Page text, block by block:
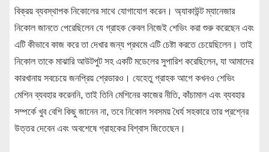
বিক্রয় ব্যবস্থাপক নিকোলের সাথে যোগাযোগ করেন। অ্যাকাউন্ট ম্যানেজার
নিকোল জানতে পেরেছিলেন যে গ্রাহক কেবল নিজেই শেভিং করা শুরু করেছেন এবং
এটি কীভাবে কাজ করে তা দেখার জন্য প্রথমে এটি চেষ্টা করতে চেয়েছিলেন। তাই
নিকোল তাকে মাঝারি আউটপুট সহ একটি মডেলের সুপারিশ করেছিলেন, যা আমাদের
কারখানায় সবচেয়ে জনপ্রিয় শ্রেডারও। যেহেতু গ্রাহক আগে কখনও শেভিং
মেশিন ব্যবহার করেননি, তাই তিনি মেশিনের কাজের নীতি, কাঁচামাল এবং ব্যবহার
সম্পর্কে খুব বেশি কিছু জানেন না, তবে নিকোল সবসময় ধৈর্য সহকারে তার প্রশ্নের
উত্তর দেবেন এবং অবশেষে গ্রাহকের বিশ্বাস জিতেছেন।